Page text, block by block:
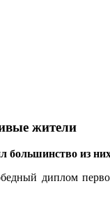
жители
большинство из
диплом